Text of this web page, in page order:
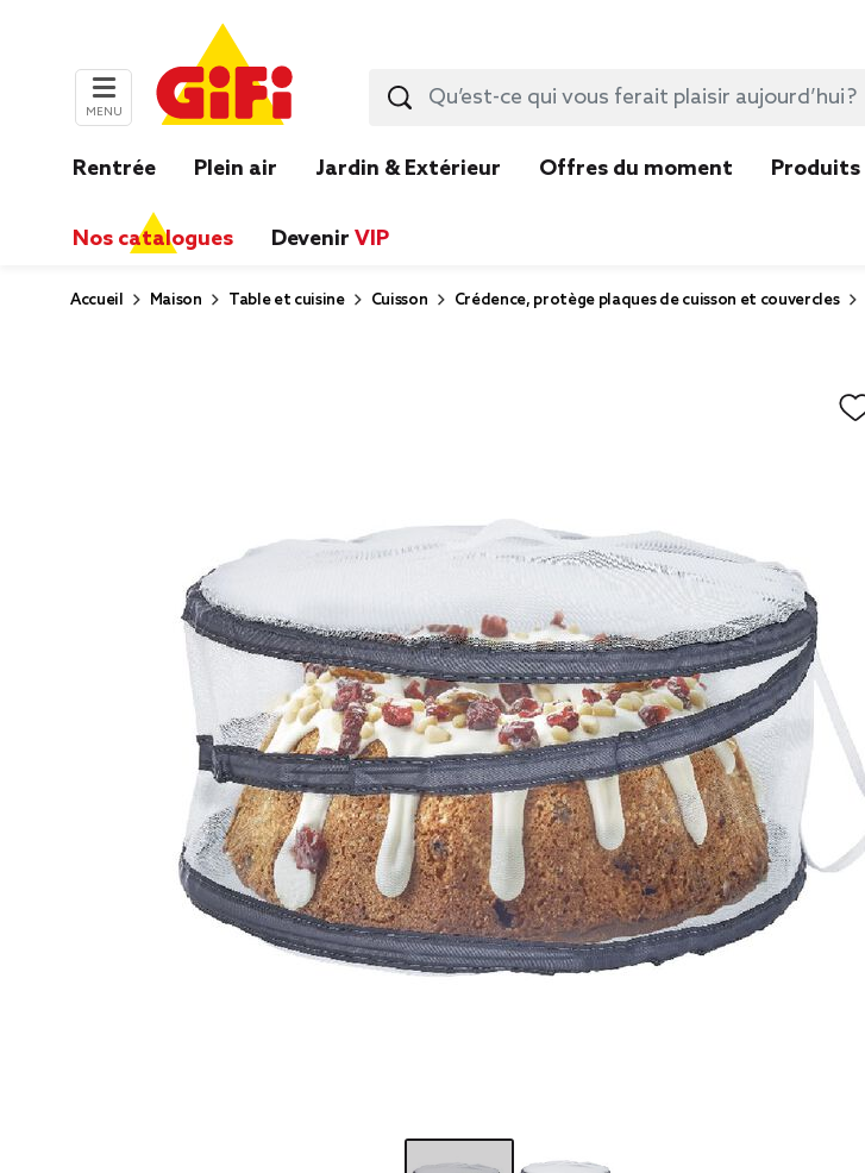
MENU
Rentrée Plein air Jardin & Extérieur Offres du moment Produits
Nos catalogues Devenir VIP
Accueil Maison Table et cuisine Cuisson Crédence, protège plaques de cuisson et couvercles